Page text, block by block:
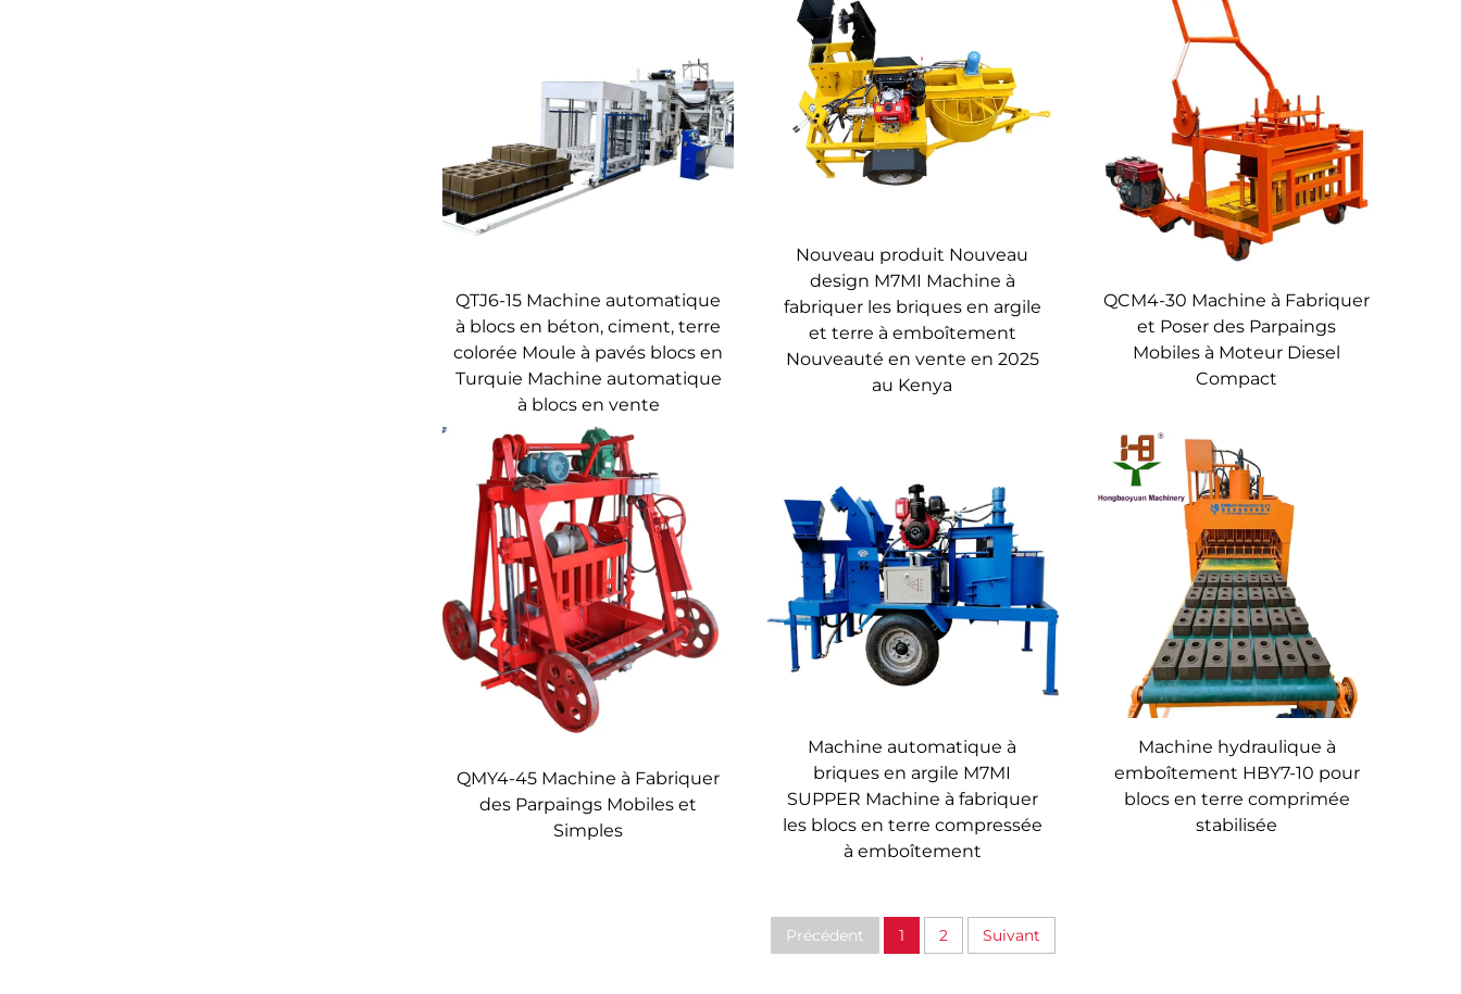
QTJ6-15 Machine automatique
à blocs en béton, ciment, terre
colorée Moule à pavés blocs en
Turquie Machine automatique
à blocs en vente
Nouveau produit Nouveau
design M7MI Machine à
fabriquer les briques en argile
et terre à emboîtement
Nouveauté en vente en 2025
au Kenya
QCM4-30 Machine à Fabriquer
et Poser des Parpaings
Mobiles à Moteur Diesel
Compact
QMY4-45 Machine à Fabriquer
des Parpaings Mobiles et
Simples
Machine automatique à
briques en argile M7MI
SUPPER Machine à fabriquer
les blocs en terre compressée
à emboîtement
Machine hydraulique à
emboîtement HBY7-10 pour
blocs en terre comprimée
stabilisée
Précédent 1 2 Suivant